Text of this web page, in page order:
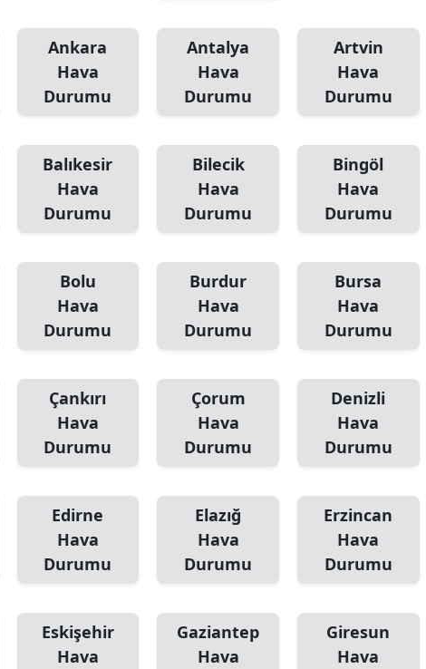
Ankara
Hava
Durumu
Antalya
Hava
Durumu
Artvin
Hava
Durumu
Balıkesir
Hava
Durumu
Bilecik
Hava
Durumu
Bingöl
Hava
Durumu
Bolu
Hava
Durumu
Burdur
Hava
Durumu
Bursa
Hava
Durumu
Çankırı
Hava
Durumu
Çorum
Hava
Durumu
Denizli
Hava
Durumu
Edirne
Hava
Durumu
Elazığ
Hava
Durumu
Erzincan
Hava
Durumu
Eskişehir
Hava
Gaziantep
Hava
Giresun
Hava